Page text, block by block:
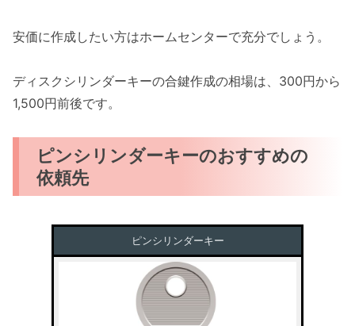
安価に作成したい方はホームセンターで充分でしょう。
ディスクシリンダーキーの合鍵作成の相場は、300円から
1,500円前後です。
ピンシリンダーキーのおすすめの
依頼先
ピンシリンダーキー